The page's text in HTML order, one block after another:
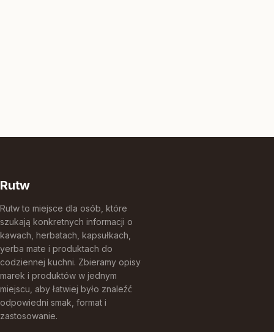
Rutw
Rutw to miejsce dla osób, które
szukają konkretnych informacji o
kawach, herbatach, kapsułkach,
yerba mate i produktach do
codziennej kuchni. Zbieramy opisy
marek i produktów w jednym
miejscu, aby łatwiej było znaleźć
odpowiedni smak, format i
zastosowanie.